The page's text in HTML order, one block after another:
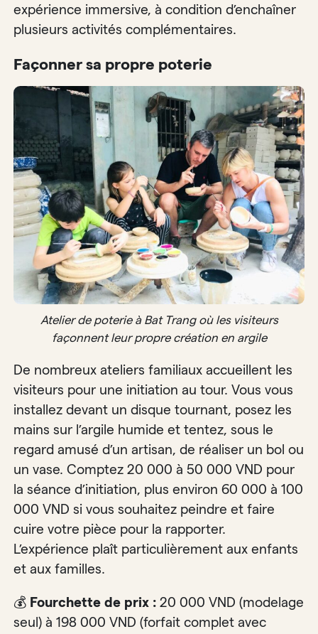
expérience immersive, à condition d’enchaîner
plusieurs activités complémentaires.
Façonner sa propre poterie
Atelier de poterie à Bat Trang où les visiteurs
façonnent leur propre création en argile
De nombreux ateliers familiaux accueillent les
visiteurs pour une initiation au tour. Vous vous
installez devant un disque tournant, posez les
mains sur l’argile humide et tentez, sous le
regard amusé d’un artisan, de réaliser un bol ou
un vase. Comptez 20 000 à 50 000 VND pour
la séance d’initiation, plus environ 60 000 à 100
000 VND si vous souhaitez peindre et faire
cuire votre pièce pour la rapporter.
L’expérience plaît particulièrement aux enfants
et aux familles.
💰 Fourchette de prix : 20 000 VND (modelage
seul) à 198 000 VND (forfait complet avec